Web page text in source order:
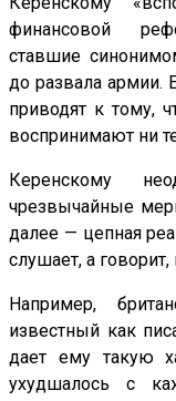
финансовой
ставшие
до развала армии.
приводят к тому,
воспринимают ни
Керенскому
чрезвычайные
далее — цепная
слушает, а говорит,
Например,
известный как
дает ему такую
ухудшалось с